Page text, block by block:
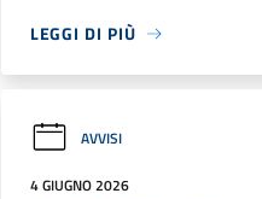
LEGGI DI PIÙ
AVVISI
4 GIUGNO 2026